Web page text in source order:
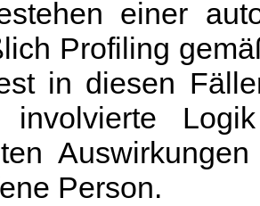
einer
Profiling
in diesen
Person.